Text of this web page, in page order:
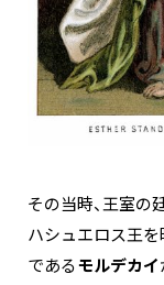
その当時、王室の
ハシュエロス王
であるモルデカイ